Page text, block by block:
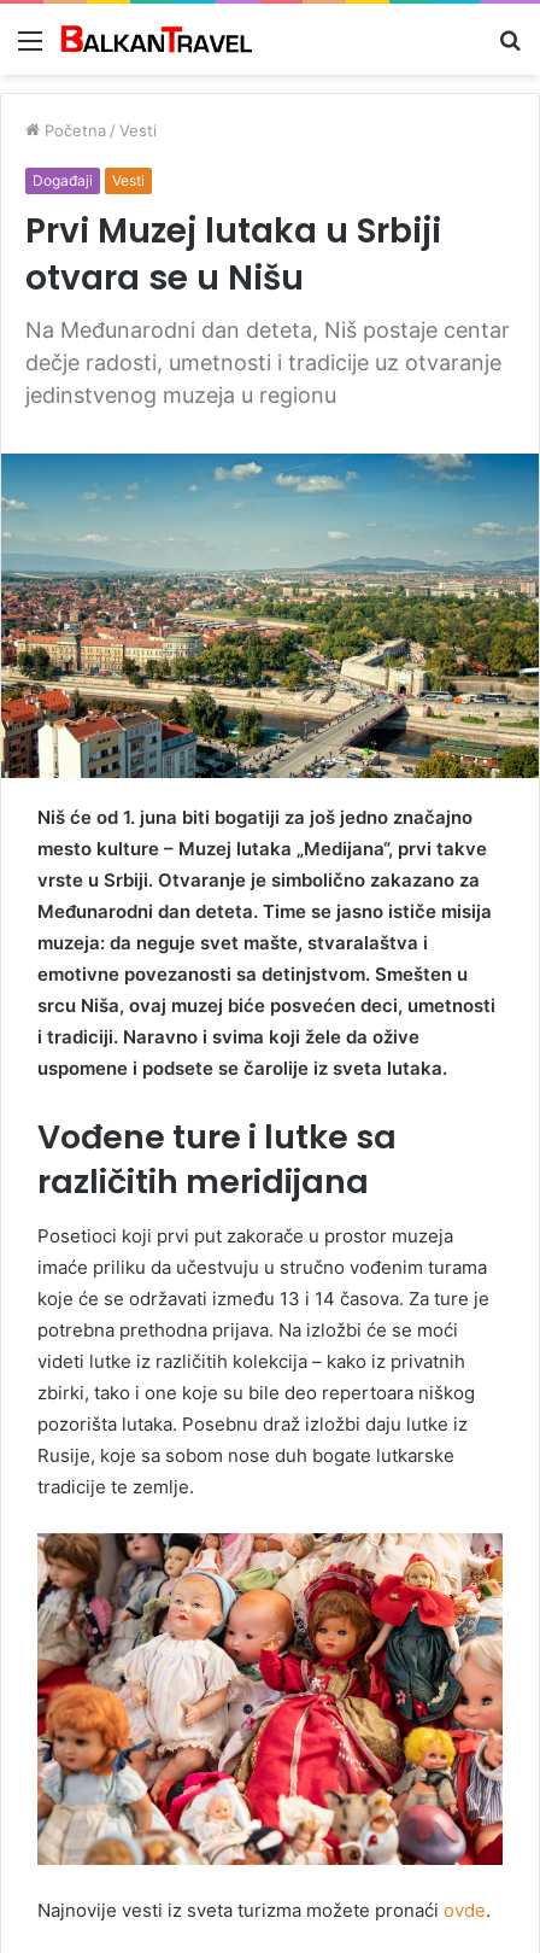
Meni
Početna / Vesti
Događaji Vesti
Prvi Muzej lutaka u Srbiji
otvara se u Nišu
Na Međunarodni dan deteta, Niš postaje centar
dečje radosti, umetnosti i tradicije uz otvaranje
jedinstvenog muzeja u regionu
Niš će od 1. juna biti bogatiji za još jedno značajno
mesto kulture – Muzej lutaka „Medijana“, prvi takve
vrste u Srbiji. Otvaranje je simbolično zakazano za
Međunarodni dan deteta. Time se jasno ističe misija
muzeja: da neguje svet mašte, stvaralaštva i
emotivne povezanosti sa detinjstvom. Smešten u
srcu Niša, ovaj muzej biće posvećen deci, umetnosti
i tradiciji. Naravno i svima koji žele da ožive
uspomene i podsete se čarolije iz sveta lutaka.
Vođene ture i lutke sa
različitih meridijana
Posetioci koji prvi put zakorače u prostor muzeja
imaće priliku da učestvuju u stručno vođenim turama
koje će se održavati između 13 i 14 časova. Za ture je
potrebna prethodna prijava. Na izložbi će se moći
videti lutke iz različitih kolekcija – kako iz privatnih
zbirki, tako i one koje su bile deo repertoara niškog
pozorišta lutaka. Posebnu draž izložbi daju lutke iz
Rusije, koje sa sobom nose duh bogate lutkarske
tradicije te zemlje.
Najnovije vesti iz sveta turizma možete pronaći ovde.